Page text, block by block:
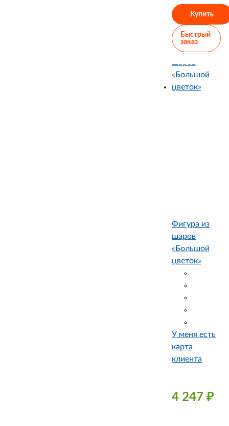
Купить
Быстрый
заказ
Фигура из
шаров
«Большой
цветок»
У меня есть
карта
клиента
4 247 ₽